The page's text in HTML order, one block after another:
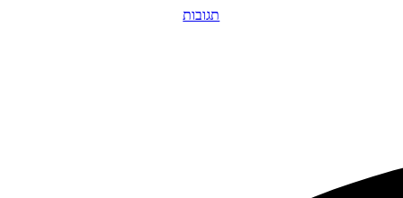
תגובות